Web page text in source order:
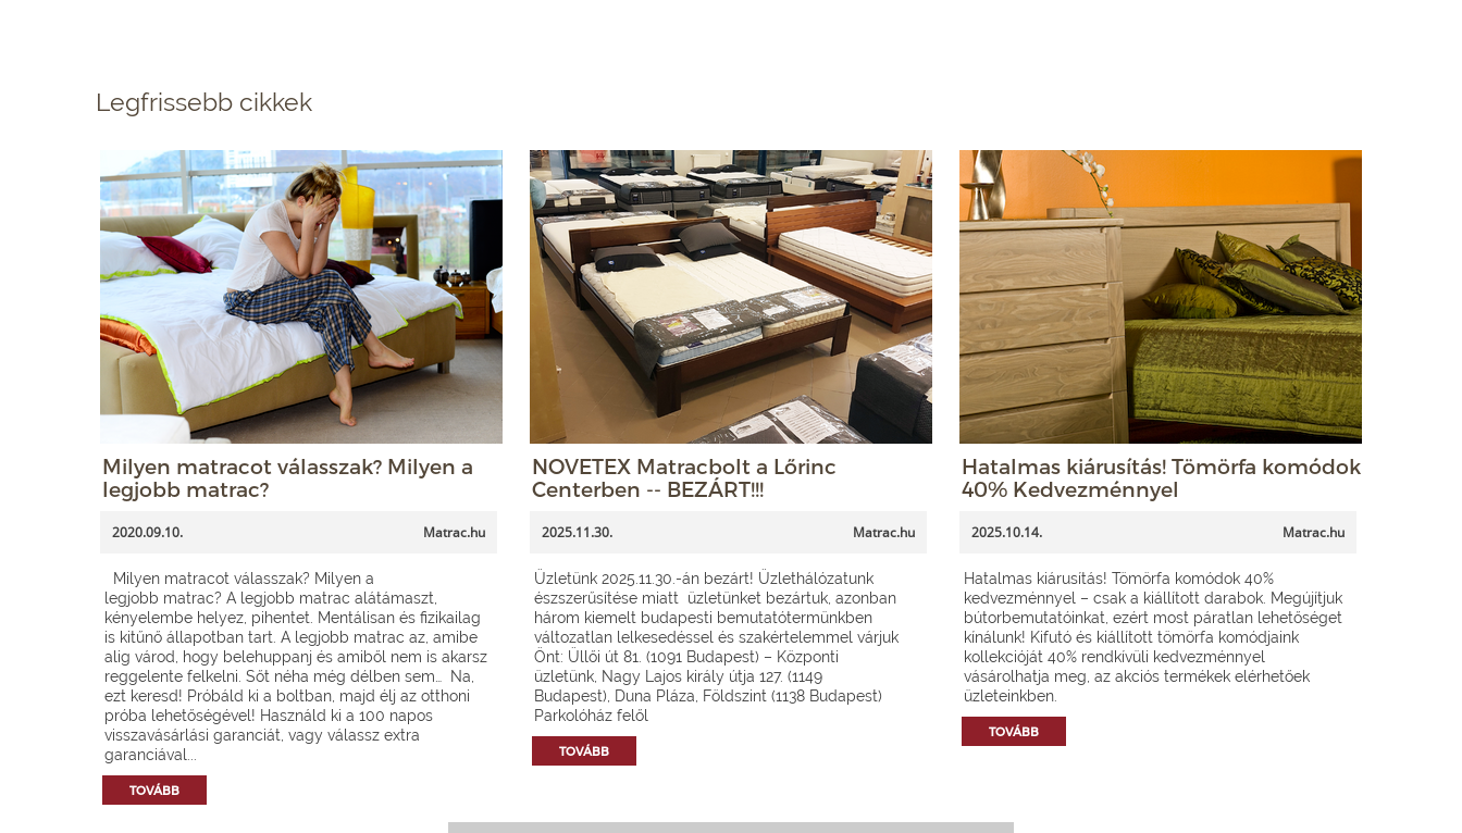
Legfrissebb cikkek
Milyen matracot válasszak? Milyen a
legjobb matrac?
2020.09.10. Matrac.hu
Milyen matracot válasszak? Milyen a
legjobb matrac? A legjobb matrac alátámaszt,
kényelembe helyez, pihentet. Mentálisan és fizikailag
is kitűnő állapotban tart. A legjobb matrac az, amibe
alig várod, hogy belehuppanj és amiből nem is akarsz
reggelente felkelni. Sőt néha még délben sem… Na,
ezt keresd! Próbáld ki a boltban, majd élj az otthoni
próba lehetőségével! Használd ki a 100 napos
visszavásárlási garanciát, vagy válassz extra
garanciával...
TOVÁBB
NOVETEX Matracbolt a Lőrinc
Centerben -- BEZÁRT!!!
2025.11.30. Matrac.hu
Üzletünk 2025.11.30.-án bezárt! Üzlethálózatunk
észszerűsítése miatt üzletünket bezártuk, azonban
három kiemelt budapesti bemutatótermünkben
változatlan lelkesedéssel és szakértelemmel várjuk
Önt: Üllői út 81. (1091 Budapest) – Központi
üzletünk, Nagy Lajos király útja 127. (1149
Budapest), Duna Pláza, Földszint (1138 Budapest)
Parkolóház felől
TOVÁBB
Hatalmas kiárusítás! Tömörfa komódok
40% Kedvezménnyel
2025.10.14. Matrac.hu
Hatalmas kiárusítás! Tömörfa komódok 40%
kedvezménnyel – csak a kiállított darabok. Megújítjuk
bútorbemutatóinkat, ezért most páratlan lehetőséget
kínálunk! Kifutó és kiállított tömörfa komódjaink
kollekcióját 40% rendkívüli kedvezménnyel
vásárolhatja meg, az akciós termékek elérhetőek
üzleteinkben.
TOVÁBB